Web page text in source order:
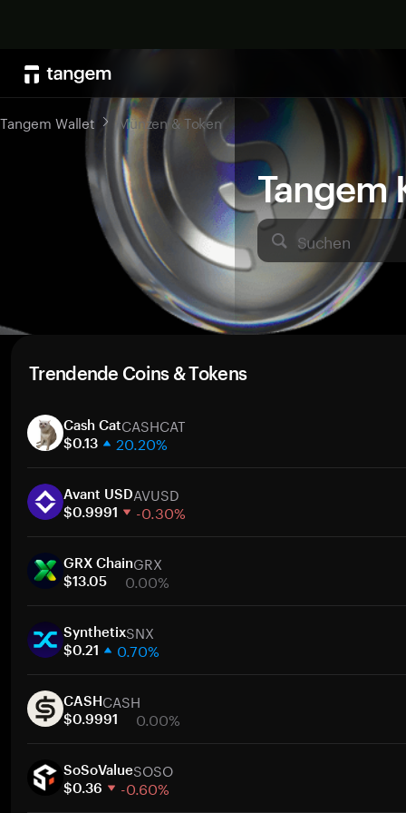
Tangem
Suchen
Tangem Wallet Münzen & Token
Trendende Coins & Tokens
Cash CatCASHCAT
$0.13 20.20%
30 Tage
Marktkapitalisierung
Avant USDAVUSD
$0.9991 -0.30%
30 Tage
Marktkapitalisierung
GRX ChainGRX
$13.05 0.00%
30 Tage
Marktkapitalisierung
SynthetixSNX
$0.21 0.70%
30 Tage
Marktkapitalisierung
CASHCASH
$0.9991 0.00%
30 Tage
Marktkapitalisierung
SoSoValueSOSO
$0.36 -0.60%